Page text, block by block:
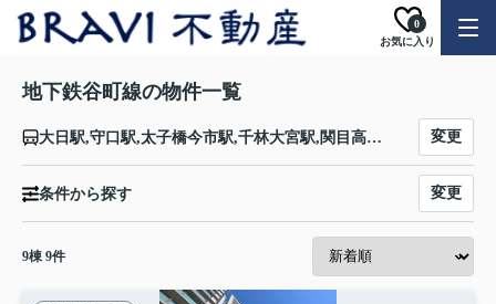
お気に入り
0
地下鉄谷町線の物件一覧
大日駅,守口駅,太子橋今市駅,千林大宮駅,関目高殿駅,野江内代駅,都島駅,天神橋筋六丁目駅,中崎町駅,大阪駅,南森町駅,天満橋駅,谷町四丁目駅,谷町六丁目駅,谷町九丁目駅,四天王寺前夕陽ヶ丘駅,天王寺駅,阿倍野駅,文の里駅,田辺駅,駒川中野駅,平野駅,喜連瓜破駅,出戸駅,長原駅,八尾南駅 変更
条件から探す 変更
9棟 9件